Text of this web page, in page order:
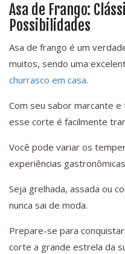
Asa de Frango:
Possibilidades
Asa de frango é um
muitos, sendo uma
churrasco em casa.
Com seu sabor marcante
esse corte é facilmente
Você pode variar os
experiências
Seja grelhada, assada ou
nunca sai de moda.
Prepare-se para
corte a grande estrela da